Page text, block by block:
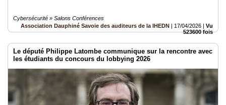
Cybersécurité » Salons Conférences
Association Dauphiné Savoie des auditeurs de la IHEDN | 17/04/2026 | Vu
523600 fois
Le député Philippe Latombe communique sur la rencontre avec
les étudiants du concours du lobbying 2026